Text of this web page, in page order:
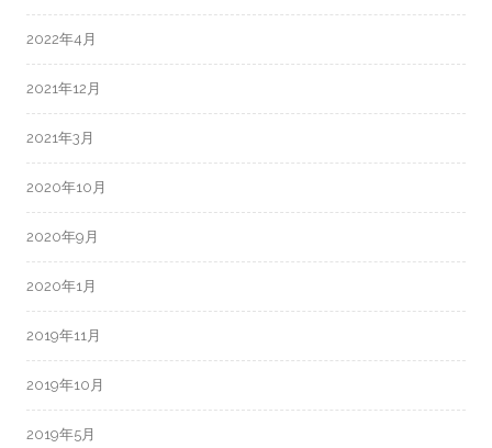
2022年4月
2021年12月
2021年3月
2020年10月
2020年9月
2020年1月
2019年11月
2019年10月
2019年5月